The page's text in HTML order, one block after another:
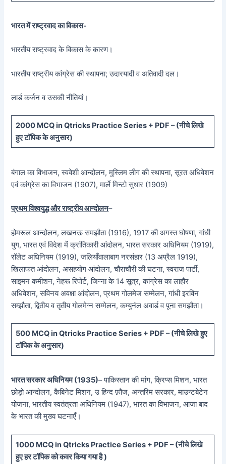
भारत में राष्ट्रवाद का विकास-
भारतीय राष्ट्रवाद के विकास के कारण।
भारतीय राष्ट्रीय कांग्रेस की स्थापना; उदारयादी व अतिवादी दल।
लार्ड कर्जन व उसकी नीतियां।
2000 MCQ in Qtricks Practice Series + PDF – (नीचेलिखे
हुए टॉपिक के अनुसार)
बंगाल का विभाजन, स्ववेशी आन्दोलन, मुस्लिम लीग की स्थापना, सूरत अधिवेशन
एवं कांग्रेस का विभाजन (1907), मार्ले मिन्टो सुधार (1909)
प्रथम विश्वयुद्ध और राष्ट्रीय आन्दोलन–
होमरूल आन्दोलन, लखनऊ समझौता (1916), 1917 की अगस्त घोषणा, गांधी
युग, भारत एवं विदेश में क्रांतिकारी आंदोलन, भारत सरकार अधिनियम (1919),
रॉलेट अधिनियम (1919), जलियाँवालाबाग नरसंहार (13 अप्रैल 1919),
खिलाफत आंदोलन, असहयोग आंदोलन, चौराचौरी की घटना, स्वराज पार्टी,
साइमन कमीशन, नेहरू रिपोर्ट, जिन्ना के 14 सूत्र, कांग्रेस का लाहौर
अधिवेशन, सविनय अवक्षा आंदोलन, प्रथम गोलमेज सम्मेलन, गांधी इरविन
सम्झौता, द्वितीय व तृतीय गोलमेग्न सम्मेलन, कम्युनंल अवार्ड व पूना समझौता।
500 MCQ in Qtricks Practice Series + PDF – (नीचेलिखे हुए
टॉपिक के अनुसार)
भारत सरकार अधिनियम (1935)– पाकिस्तान की मांग, क्रिप्स मिशन, भारत
छोड़ो आन्दोलन, कैबिनेट मिशन, उ हिन्द फ़ौज, अन्तरिम सरकार, माउन्टबेटेन
योजना, भारतीय स्वतंत्रता अधिनियम (1947), भारत का विभाजन, आजा बाद
के भारत की मुख्य घटनाएँ।
1000 MCQ in Qtricks Practice Series + PDF – (नीचेलिखे
हुएहर टॉपिक को कवर किया गया है )